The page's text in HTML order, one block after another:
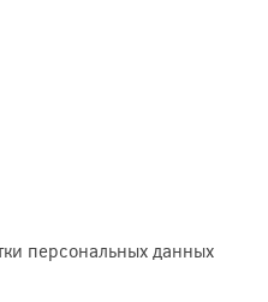
персональных данных